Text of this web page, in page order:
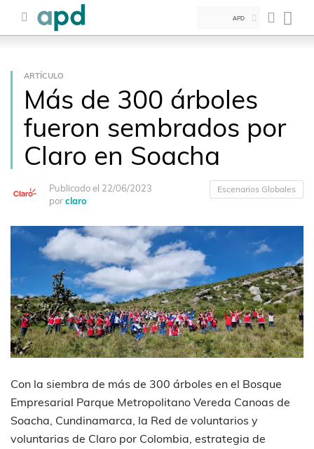
APD
ARTÍCULO
Más de 300 árboles
fueron sembrados por
Claro en Soacha
Publicado el 22/06/2023
porclaro
Escenarios Globales
Con la siembra de más de 300 árboles en el Bosque
Empresarial Parque Metropolitano Vereda Canoas de
Soacha, Cundinamarca, la Red de voluntarios y
voluntarias de Claro por Colombia, estrategia de